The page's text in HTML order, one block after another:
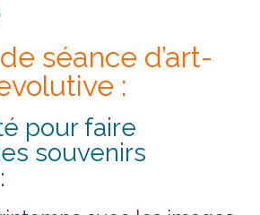
séance d’art-
:
pour faire
souvenirs